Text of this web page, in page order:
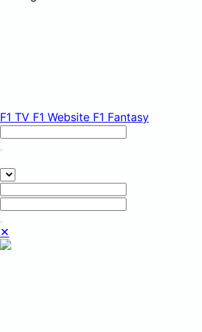
F1 TV F1 Website F1 Fantasy
✕